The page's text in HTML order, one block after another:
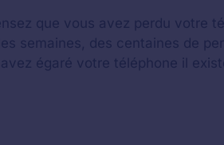
que vous avez perdu votre
semaines, des centaines de
égaré votre téléphone il